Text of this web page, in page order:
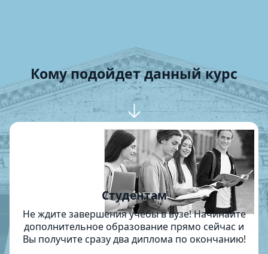
Кому подойдет данный курс
Студентам
Не ждите завершения учёбы в вузе! Начинайте
дополнительное образование прямо сейчас и
Вы получите сразу два диплома по окончанию!